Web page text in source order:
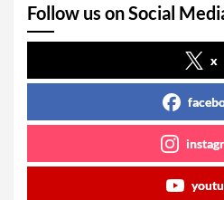
Follow us on Social
x